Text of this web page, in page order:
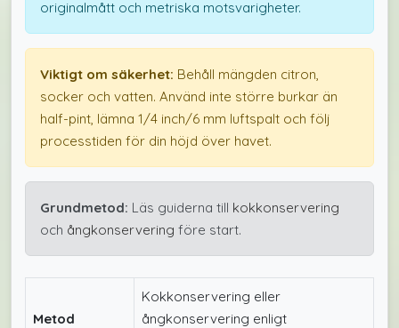
originalmått och metriska motsvarigheter.
Viktigt om säkerhet: Behåll mängden citron,
socker och vatten. Använd inte större burkar än
half-pint, lämna 1/4 inch/6 mm luftspalt och följ
processtiden för din höjd över havet.
Grundmetod: Läs guiderna till kokkonservering
och ångkonservering före start.
Metod
Kokkonservering eller
ångkonservering enligt